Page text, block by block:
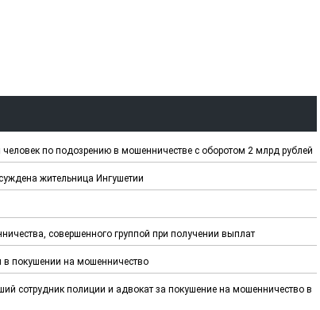
по подозрению в мошенничестве с оборотом 2 млрд рублей
жительница Ингушетии
совершенного группой при получении выплат
покушении на мошенничество
сотрудник полиции и адвокат за покушение на мошенничество в
илли